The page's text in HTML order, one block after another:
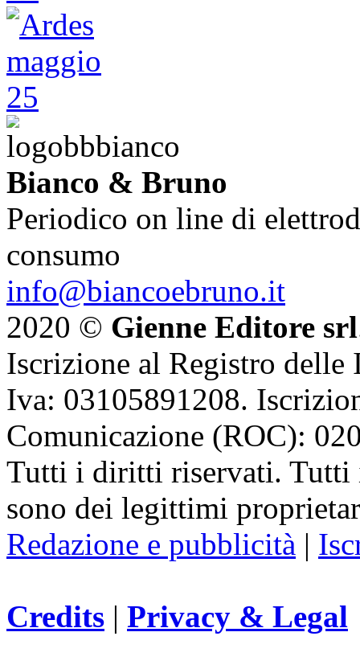
Bianco & Bruno
Periodico on line di
consumo
info@biancoebruno.it
2020 © Gienne Editore srl
Iscrizione al Registro delle
Iva: 03105891208.
Comunicazione (ROC):
Tutti i diritti riservati. Tutti
sono dei legittimi
Redazione e pubblicità |
Credits | Privacy & Legal